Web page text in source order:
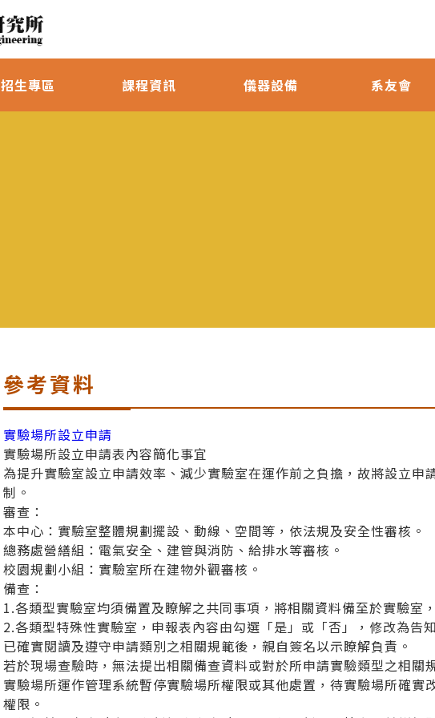
招生專區 課程資訊 儀器設備 系友會
參考資料
實驗場所設立申請
實驗場所設立申請表內容簡化事宜
為提升實驗室設立申請效率、減少實驗室在運作前之負擔，故將設立申
制。
審查：
本中心：實驗室整體規劃擺設、動線、空間等，依法規及安全性審核。
總務處營繕組：電氣安全、建管與消防、給排水等審核。
校園規劃小組：實驗室所在建物外觀審核。
備查：
1.各類型實驗室均須備置及瞭解之共同事項，將相關資料備至於實驗室
2.各類型特殊性實驗室，申報表內容由勾選「是」或「否」，修改為告
已確實閱讀及遵守申請類別之相關規範後，親自簽名以示瞭解負責。
若於現場查驗時，無法提出相關備查資料或對於所申請實驗類型之相關
實驗場所運作管理系統暫停實驗場所權限或其他處置，待實驗場所確實
權限。